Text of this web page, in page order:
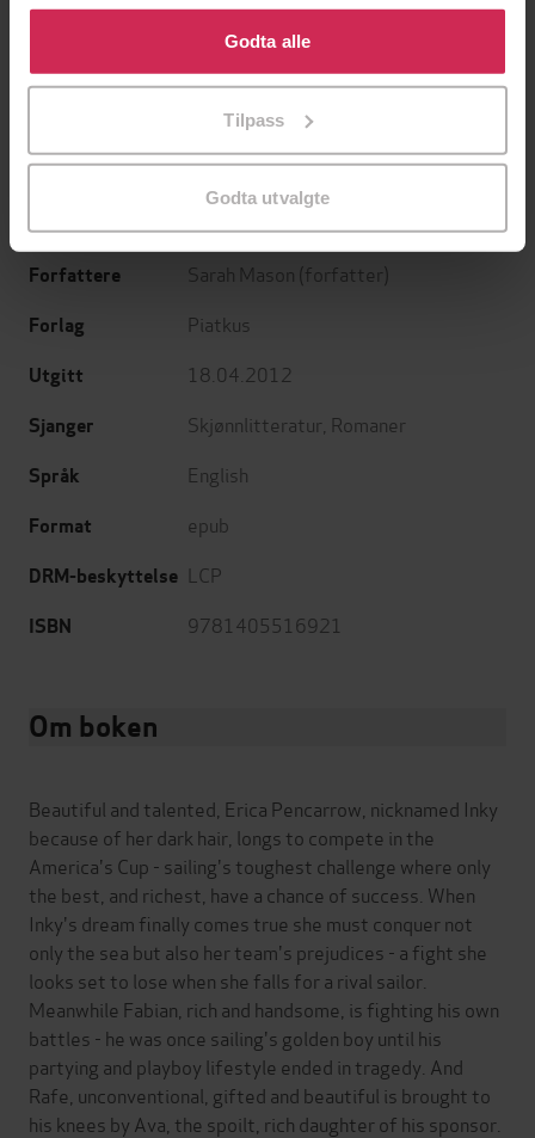
Klikk på «Godta alle» for å gi oss ditt samtykke til å
bruke cookies for alle disse formålene. Du kan også
tilpasse ditt samtykke til spesifikke formål ved å klikke
Godta alle
Tilpass
Godta utvalgte
Minnesota
Utskudd
Forfattere Sarah Mason (forfatter)
Forlag Piatkus
Utgitt 18.04.2012
Sjanger Skjønnlitteratur Romaner
Språk English
Format epub
DRM-beskyttelse LCP
ISBN 9781405516921
Om boken
Beautiful and talented, Erica Pencarrow, nicknamed Inky
because of her dark hair, longs to compete in the
America's Cup - sailing's toughest challenge where only
the best, and richest, have a chance of success. When
Inky's dream finally comes true she must conquer not
only the sea but also her team's prejudices - a fight she
looks set to lose when she falls for a rival sailor.
Meanwhile Fabian, rich and handsome, is fighting his own
battles - he was once sailing's golden boy until his
partying and playboy lifestyle ended in tragedy. And
Rafe, unconventional, gifted and beautiful is brought to
his knees by Ava, the spoilt, rich daughter of his sponsor.